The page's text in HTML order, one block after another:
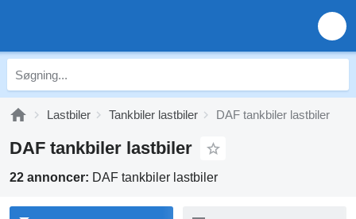
Lastbiler Tankbiler lastbiler DAF tankbiler lastbiler
DAF tankbiler lastbiler
22 annoncer: DAF tankbiler lastbiler